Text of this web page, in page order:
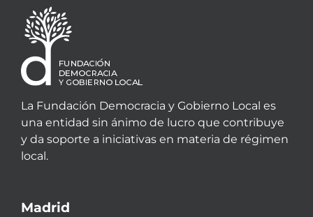
La Fundación Democracia y Gobierno Local es
una entidad sin ánimo de lucro que contribuye
y da soporte a iniciativas en materia de régimen
local.
Madrid